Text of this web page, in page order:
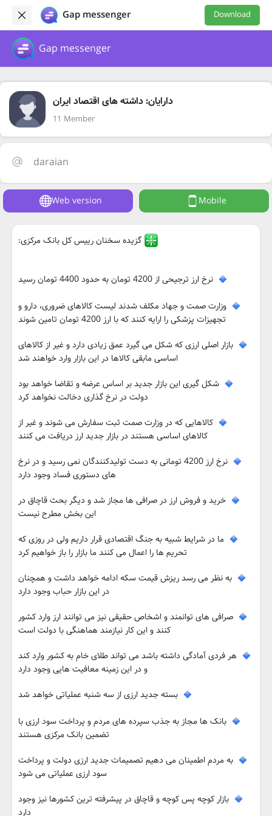
Gap messenger Download
Gap messenger
دارایان: داشته های اقتصاد ایران
11 Member
daraian
Web version Mobile
گزیده سخنان رییس کل بانک مرکزی:
نرخ ارز ترجیحی از 4200 تومان به حدود 4400 تومان رسید
وزارت صمت و جهاد مکلف شدند لیست کالاهای ضروری، دارو و
تجهیزات پزشکی را ارایه کنند که با ارز 4200 تومان تامین شوند
بازار اصلی ارزی که شکل می گیرد عمق زیادی دارد و غیر از کالاهای
اساسی مابقی کالاها در این بازار وارد خواهند شد
شکل گیری این بازار جدید بر اساس عرضه و تقاضا خواهد بود
دولت در نرخ گذاری دخالت نخواهد کرد
کالاهایی که در وزارت صمت ثبت سفارش می شوند و غیر از
کالاهای اساسی هستند در بازار جدید ارز دریافت می کنند
نرخ ارز 4200 تومانی به دست تولیدکنندگان نمی رسید و در نرخ
های دستوری فساد وجود دارد
خرید و فروش ارز در صرافی ها مجاز شد و دیگر بحث قاچاق در
این بخش مطرح نیست
ما در شرایط شبیه به جنگ اقتصادی قرار داریم ولی در روزی که
تحریم ها را اعمال می کنند ما بازار را باز خواهیم کرد
به نظر می رسد ریزش قیمت سکه ادامه خواهد داشت و همچنان
در این بازار حباب وجود دارد
صرافی های توانمند و اشخاص حقیقی نیز می توانند ارز وارد کشور
کنند و این کار نیازمند هماهنگی با دولت است
هر فردی آمادگی داشته باشد می تواند طلای خام به کشور وارد کند
و در این زمینه معافیت هایی وجود دارد
بسته جدید ارزی از سه شنبه عملیاتی خواهد شد
بانک ها مجاز به جذب سپرده های مردم و پرداخت سود ارزی با
تضمین بانک مرکزی هستند
به مردم اطمینان می دهیم تصمیمات جدید ارزی دولت و پرداخت
سود ارزی عملیاتی می شود
بازار کوچه پس کوچه و قاچاق در پیشرفته ترین کشورها نیز وجود
دارد